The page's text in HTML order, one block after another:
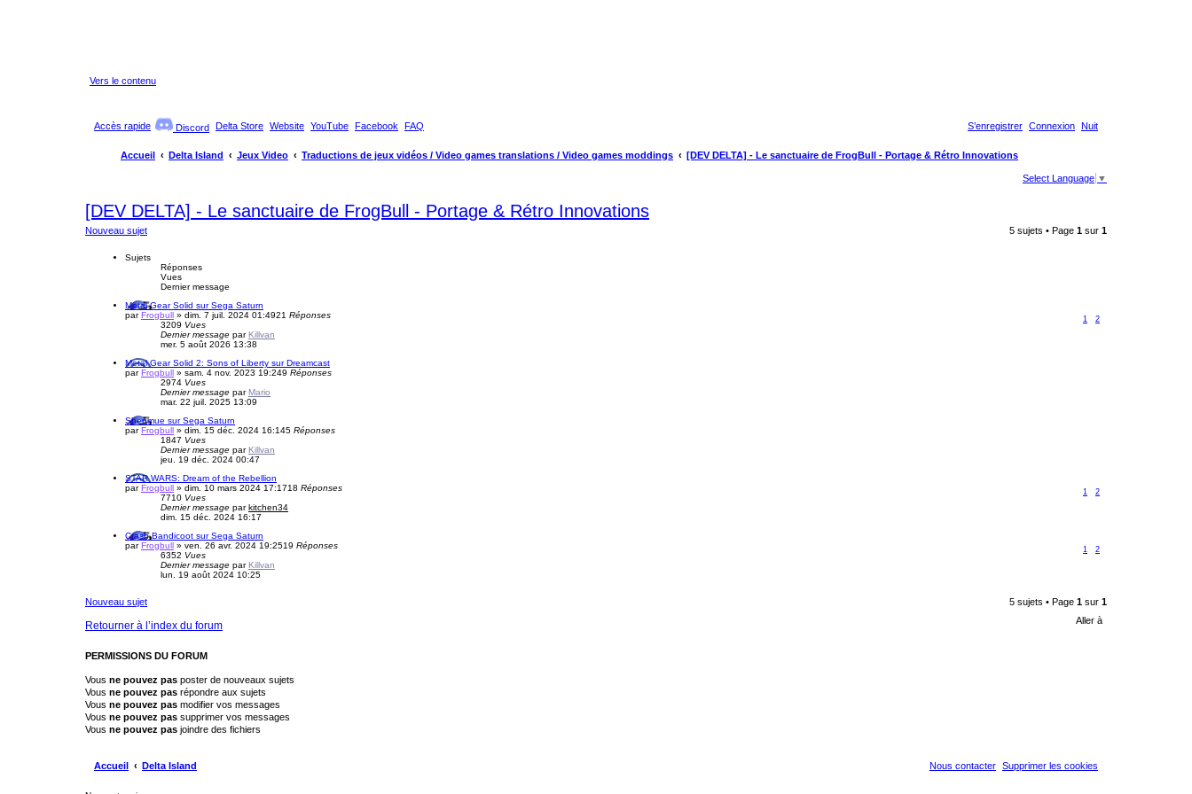
Vers le contenu
Accès rapide Nuit
Discord Delta Store Website YouTube Facebook FAQ Connexion
S’enregistrer
Accueil Delta Island Jeux Video Traductions de jeux vidéos / Video games translations / Video games moddings [DEV DELTA] - Le sanctuaire de FrogBull - Portage & Rétro Innovations
Select Language ▼
[DEV DELTA] - Le sanctuaire de FrogBull - Portage & Rétro Innovations
Nouveau sujet 5 sujets • Page 1 sur 1
Sujets
Réponses
Vues
Dernier message
Metal Gear Solid sur Sega Saturn
parFrogbull » dim. 7 juil. 2024 01:49 1 2
21 Réponses
3209 Vues
Dernier message par Killvan
mer. 5 août 2026 13:38
Metal Gear Solid 2: Sons of Liberty sur Dreamcast
parFrogbull » sam. 4 nov. 2023 19:249 Réponses
2974 Vues
Dernier message par Mario
mar. 22 juil. 2025 13:09
Shenmue sur Sega Saturn
parFrogbull » dim. 15 déc. 2024 16:145 Réponses
1847 Vues
Dernier message par Killvan
jeu. 19 déc. 2024 00:47
STAR WARS: Dream of the Rebellion
parFrogbull » dim. 10 mars 2024 17:17 1 2
18 Réponses
7710 Vues
Dernier message parkitchen34
dim. 15 déc. 2024 16:17
Crash Bandicoot sur Sega Saturn
parFrogbull » ven. 26 avr. 2024 19:25 1 2
19 Réponses
6352 Vues
Dernier message par Killvan
lun. 19 août 2024 10:25
Nouveau sujet 5 sujets • Page 1 sur 1
Retourner à l’index du forum Aller à
PERMISSIONS DU FORUM
Vous ne pouvez pas poster de nouveaux sujets
Vous ne pouvez pas répondre aux sujets
Vous ne pouvez pas modifier vos messages
Vous ne pouvez pas supprimer vos messages
Vous ne pouvez pas joindre des fichiers
Accueil Delta Island Supprimer les cookies
Nous contacter